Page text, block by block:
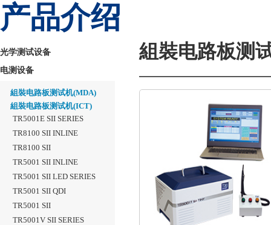
产品介绍
光学测试设备
电测设备
組裝电路板测试机(MDA)
組裝电路板测试机(ICT)
TR5001E SII SERIES
TR8100 SII INLINE
TR8100 SII
TR5001 SII INLINE
TR5001 SII LED SERIES
TR5001 SII QDI
TR5001 SII
TR5001V SII SERIES
組裝电路板测